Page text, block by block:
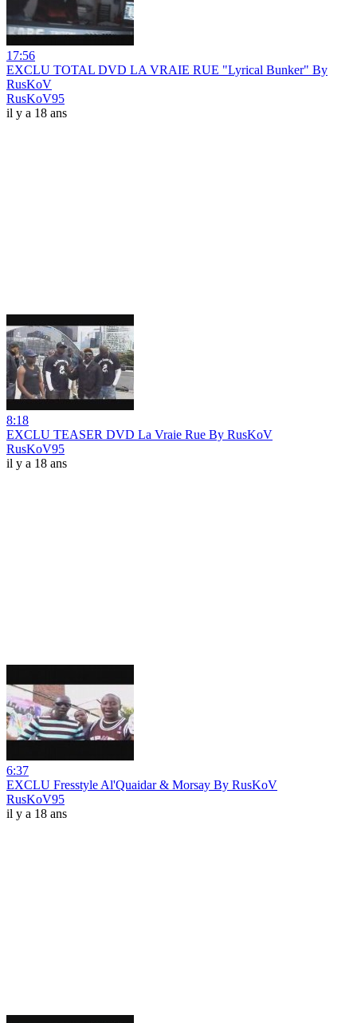
17:56
EXCLU TOTAL DVD LA VRAIE RUE "Lyrical Bunker" By
RusKoV
RusKoV95
il y a 18 ans
8:18
EXCLU TEASER DVD La Vraie Rue By RusKoV
RusKoV95
il y a 18 ans
6:37
EXCLU Fresstyle Al'Quaidar & Morsay By RusKoV
RusKoV95
il y a 18 ans